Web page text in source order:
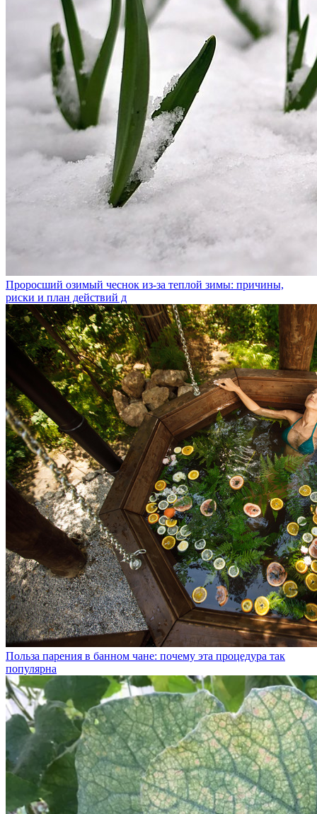
Проросший озимый чеснок из-за теплой зимы: причины,
риски и план действий д
Польза парения в банном чане: почему эта процедура так
популярна